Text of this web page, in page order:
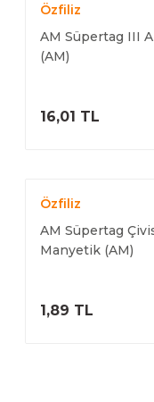
Özfiliz
AM Süpertag III
(AM)
16,01 TL
Özfiliz
AM Süpertag
Manyetik (AM)
1,89 TL